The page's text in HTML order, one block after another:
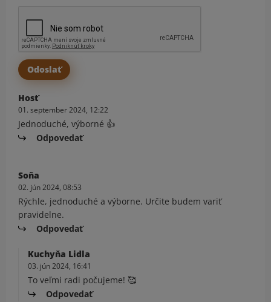
Hosť
01. september 2024, 12:22
Jednoduché, výborné 👍
Odpovedať
Soňa
02. jún 2024, 08:53
Rýchle, jednoduché a výborne. Určite budem variť
pravidelne.
Odpovedať
Kuchyňa Lidla
03. jún 2024, 16:41
To veľmi radi počujeme! 🥰
Odpovedať